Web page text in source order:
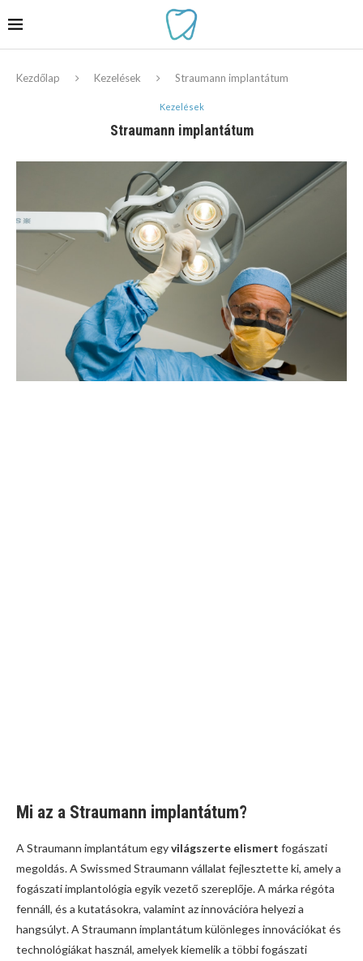
Kezdőlap Kezelések Straumann implantátum
Kezelések
Straumann implantátum
Mi az a Straumann implantátum?
A Straumann implantátum egyvilágszerte elismert fogászati
megoldás. A Swissmed Straumann vállalat fejlesztette ki, amely a
fogászati implantológia egyik vezető szereplője. A márka régóta
fennáll, és a kutatásokra, valamint az innovációra helyezi a
hangsúlyt. A Straumann implantátum különleges innovációkat és
technológiákat használ, amelyek kiemelik a többi fogászati